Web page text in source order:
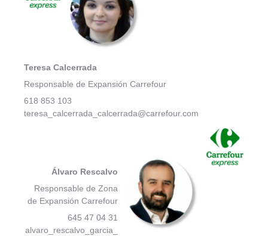
Teresa Calcerrada
Responsable de Expansión Carrefour
618 853 103
teresa_calcerrada_calcerrada@carrefour.com
Álvaro Rescalvo
Responsable de Zona
de Expansión Carrefour
645 47 04 31
alvaro_rescalvo_garcia_